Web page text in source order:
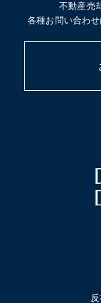
不動産売
各種お問い合わ